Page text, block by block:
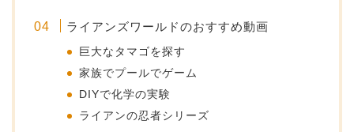
ライアンズワールドのおすすめ動画
巨大なタマゴを探す
家族でプールでゲーム
DIYで化学の実験
ライアンの忍者シリーズ